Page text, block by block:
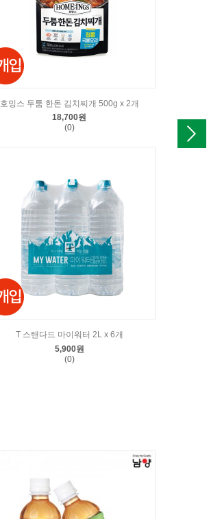
호밍스 두툼 한돈 김치찌개 500g x 2개
18,700원
(0)
T 스탠다드 마이워터 2L x 6개
5,900원
(0)